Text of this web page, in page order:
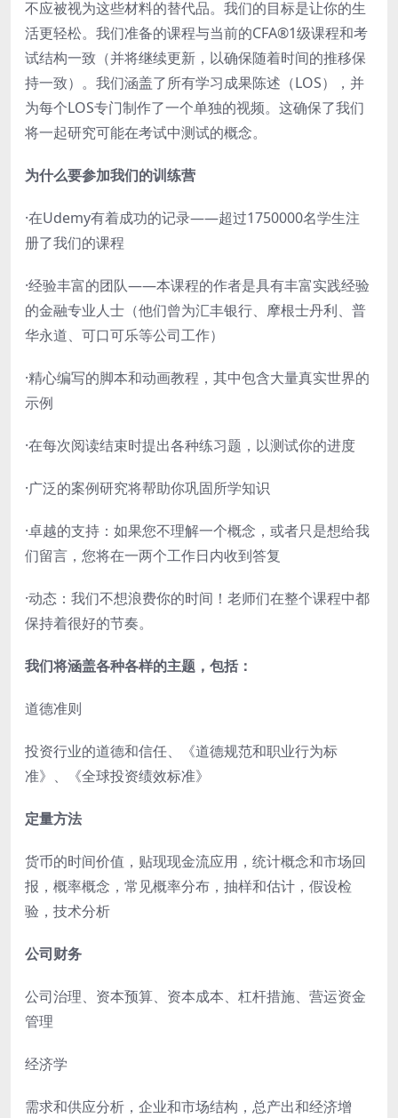
不应被视为这些材料的替代品。我们的目标是让你的生
活更轻松。我们准备的课程与当前的CFA®1级课程和考
试结构一致（并将继续更新，以确保随着时间的推移保
持一致）。我们涵盖了所有学习成果陈述（LOS），并
为每个LOS专门制作了一个单独的视频。这确保了我们
将一起研究可能在考试中测试的概念。
为什么要参加我们的训练营
·在Udemy有着成功的记录——超过1750000名学生注
册了我们的课程
·经验丰富的团队——本课程的作者是具有丰富实践经验
的金融专业人士（他们曾为汇丰银行、摩根士丹利、普
华永道、可口可乐等公司工作）
·精心编写的脚本和动画教程，其中包含大量真实世界的
示例
·在每次阅读结束时提出各种练习题，以测试你的进度
·广泛的案例研究将帮助你巩固所学知识
·卓越的支持：如果您不理解一个概念，或者只是想给我
们留言，您将在一两个工作日内收到答复
·动态：我们不想浪费你的时间！老师们在整个课程中都
保持着很好的节奏。
我们将涵盖各种各样的主题，包括：
道德准则
投资行业的道德和信任、《道德规范和职业行为标
准》、《全球投资绩效标准》
定量方法
货币的时间价值，贴现现金流应用，统计概念和市场回
报，概率概念，常见概率分布，抽样和估计，假设检
验，技术分析
公司财务
公司治理、资本预算、资本成本、杠杆措施、营运资金
管理
经济学
需求和供应分析，企业和市场结构，总产出和经济增